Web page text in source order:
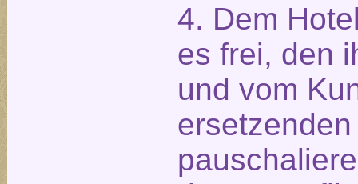
4. Dem
es frei, den
und vom